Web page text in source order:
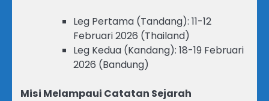
Leg Pertama (Tandang): 11-12
Februari 2026 (Thailand)
Leg Kedua (Kandang): 18-19 Februari
2026 (Bandung)
Misi Melampaui Catatan Sejarah